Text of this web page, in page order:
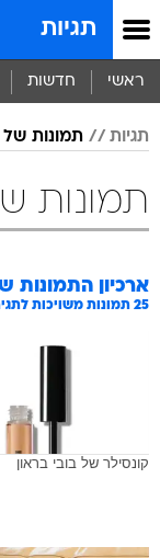
תגיות
ראשי חדשות
תגיות תמונות של
תמונות
ארכיון התמונות
25 תמונות משויכות
קונסילר של בובי בראון